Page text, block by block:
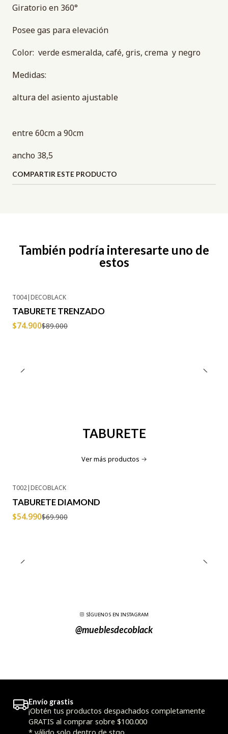
Giratorio en 360°
Posee gas para elevación
Color: verde esmeralda, café, gris, crema y negro
Medidas:
altura del asiento ajustable
entre 60cm a 90cm
ancho 38,5
COMPARTIR ESTE PRODUCTO
También podría interesarte uno de
estos
T004|DECOBLACK
TABURETE TRENZADO
$74.900$89.000
TABURETE
Ver más productos
T002|DECOBLACK
TABURETE DIAMOND
$54.990$69.900
SÍGUENOS EN INSTAGRAM
@mueblesdecoblack
Envío grastis
¡Obtén tus productos despachados completamente
GRATIS al comprar sobre $100.000
* válido solo dentro de stgo